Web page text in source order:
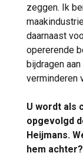
zeggen. Ik
daarnaast
opererende
bijdragen
verminderen
U wordt als
opgevolgd
Heijmans.
hem achter?